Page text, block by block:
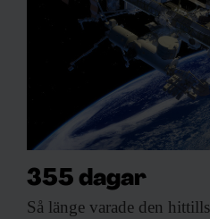
355 dagar
Så länge varade den